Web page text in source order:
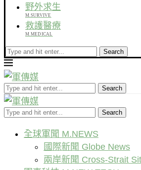
野外求生
M.SURVIVE
救護醫療
M.MEDICAL
Search
Search
Search
全球軍聞 M.NEWS
國際新聞 Globe News
兩岸新聞 Cross-Strait